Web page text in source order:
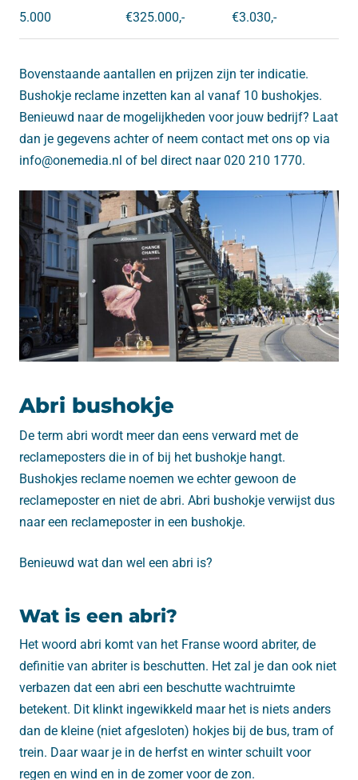
5.000 €325.000,- €3.030,-
Bovenstaande aantallen en prijzen zijn ter indicatie.
Bushokje reclame inzetten kan al vanaf 10 bushokjes.
Benieuwd naar de mogelijkheden voor jouw bedrijf? Laat
dan je gegevens achter of neem contact met ons op via
info@onemedia.nl of bel direct naar 020 210 1770.
Abri bushokje
De term abri wordt meer dan eens verward met de
reclameposters die in of bij het bushokje hangt.
Bushokjes reclame noemen we echter gewoon de
reclameposter en niet de abri. Abri bushokje verwijst dus
naar een reclameposter in een bushokje.
Benieuwd wat dan wel een abri is?
Wat is een abri?
Het woord abri komt van het Franse woord abriter, de
definitie van abriter is beschutten. Het zal je dan ook niet
verbazen dat een abri een beschutte wachtruimte
betekent. Dit klinkt ingewikkeld maar het is niets anders
dan de kleine (niet afgesloten) hokjes bij de bus, tram of
trein. Daar waar je in de herfst en winter schuilt voor
regen en wind en in de zomer voor de zon.